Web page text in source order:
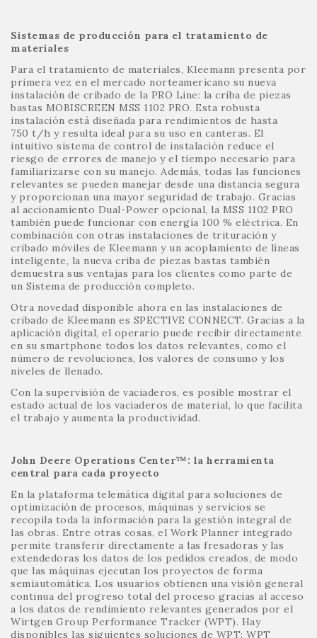
Sistemas de producción para el tratamiento de
materiales
Para el tratamiento de materiales, Kleemann presenta por
primera vez en el mercado norteamericano su nueva
instalación de cribado de la PRO Line: la criba de piezas
bastas MOBISCREEN MSS 1102 PRO. Esta robusta
instalación está diseñada para rendimientos de hasta
750 t/h y resulta ideal para su uso en canteras. El
intuitivo sistema de control de instalación reduce el
riesgo de errores de manejo y el tiempo necesario para
familiarizarse con su manejo. Además, todas las funciones
relevantes se pueden manejar desde una distancia segura
y proporcionan una mayor seguridad de trabajo. Gracias
al accionamiento Dual-Power opcional, la MSS 1102 PRO
también puede funcionar con energía 100 % eléctrica. En
combinación con otras instalaciones de trituración y
cribado móviles de Kleemann y un acoplamiento de líneas
inteligente, la nueva criba de piezas bastas también
demuestra sus ventajas para los clientes como parte de
un Sistema de producción completo.
Otra novedad disponible ahora en las instalaciones de
cribado de Kleemann es SPECTIVE CONNECT. Gracias a la
aplicación digital, el operario puede recibir directamente
en su smartphone todos los datos relevantes, como el
número de revoluciones, los valores de consumo y los
niveles de llenado.
Con la supervisión de vaciaderos, es posible mostrar el
estado actual de los vaciaderos de material, lo que facilita
el trabajo y aumenta la productividad.
John Deere Operations Center™: la herramienta
central para cada proyecto
En la plataforma telemática digital para soluciones de
optimización de procesos, máquinas y servicios se
recopila toda la información para la gestión integral de
las obras. Entre otras cosas, el Work Planner integrado
permite transferir directamente a las fresadoras y las
extendedoras los datos de los pedidos creados, de modo
que las máquinas ejecutan los proyectos de forma
semiautomática. Los usuarios obtienen una visión general
continua del progreso total del proceso gracias al acceso
a los datos de rendimiento relevantes generados por el
Wirtgen Group Performance Tracker (WPT). Hay
disponibles las siguientes soluciones de WPT: WPT